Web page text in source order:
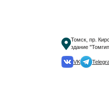
Томск, пр.
здание
VK